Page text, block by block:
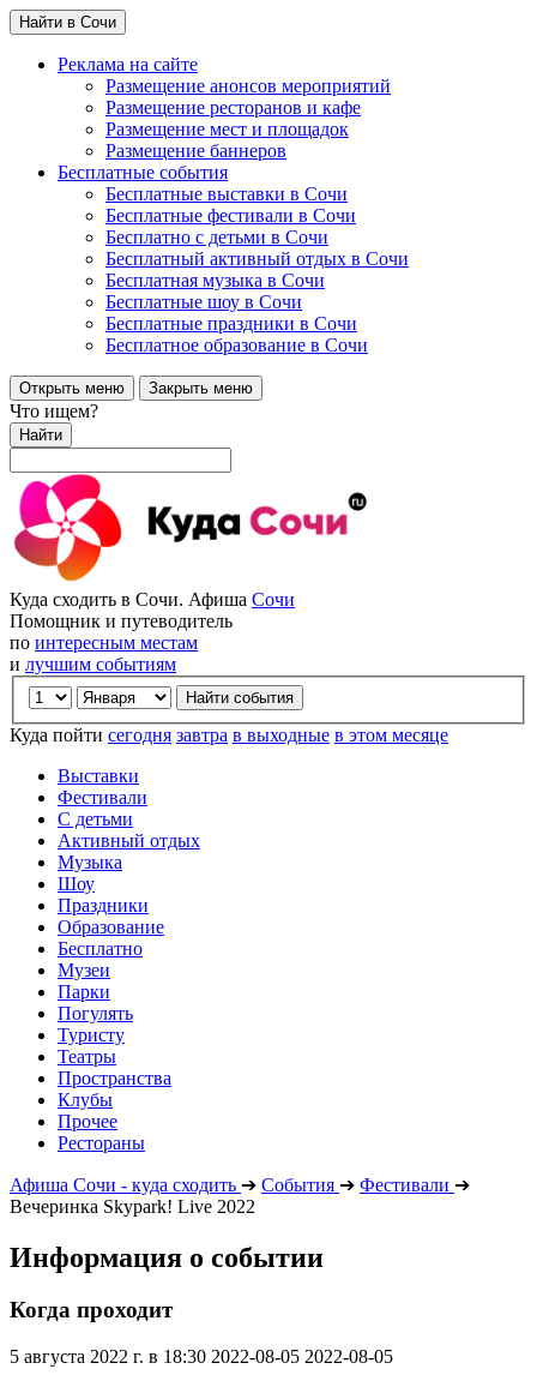
Найти в Сочи
Реклама на сайте
Размещение анонсов мероприятий
Размещение ресторанов и кафе
Размещение мест и площадок
Размещение баннеров
Бесплатные события
Бесплатные выставки в Сочи
Бесплатные фестивали в Сочи
Бесплатно с детьми в Сочи
Бесплатный активный отдых в Сочи
Бесплатная музыка в Сочи
Бесплатные шоу в Сочи
Бесплатные праздники в Сочи
Бесплатное образование в Сочи
Открыть меню Закрыть меню
Что ищем?
Найти
Куда сходить в Сочи. Афиша Сочи
Помощник и путеводитель
по интересным местам
и лучшим событиям
Куда пойти сегодня завтра в выходные в этом месяце
Выставки
Фестивали
С детьми
Активный отдых
Музыка
Шоу
Праздники
Образование
Бесплатно
Музеи
Парки
Погулять
Туристу
Театры
Пространства
Клубы
Прочее
Рестораны
Афиша Сочи - куда сходить ➔ События ➔ Фестивали ➔
Вечеринка Skypark! Live 2022
Информация о событии
Когда проходит
5 августа 2022 г. в 18:30 2022-08-05 2022-08-05